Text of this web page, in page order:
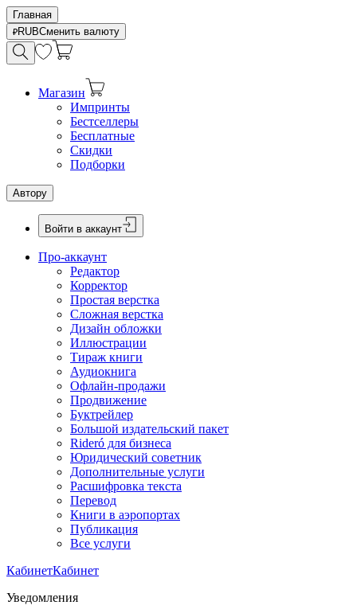
Главная
RUBСменить валюту
Магазин
Импринты
Бестселлеры
Бесплатные
Скидки
Подборки
Автору
Войти в аккаунт
Про-аккаунт
Редактор
Корректор
Простая верстка
Сложная верстка
Дизайн обложки
Иллюстрации
Тираж книги
Аудиокнига
Офлайн-продажи
Продвижение
Буктрейлер
Большой издательский пакет
Rideró для бизнеса
Юридический советник
Дополнительные услуги
Расшифровка текста
Перевод
Книги в аэропортах
Публикация
Все услуги
КабинетКабинет
Уведомления